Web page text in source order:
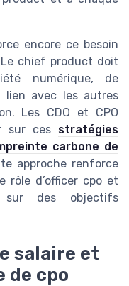
encore ce besoin
chief product doit
numérique, de
lien avec les autres
Les CDO et CPO
sur ces stratégies
carbone de
approche renforce
rôle d’officer cpo et
sur des objectifs
salaire et
de cpo